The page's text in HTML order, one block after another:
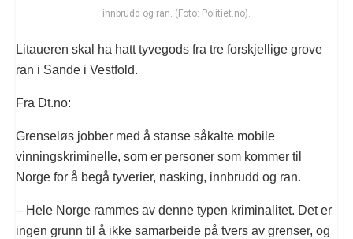
innbrudd og ran. (Foto: Politiet.no).
Litaueren skal ha hatt tyvegods fra tre forskjellige grove
ran i Sande i Vestfold.
Fra Dt.no:
Grenseløs jobber med å stanse såkalte mobile
vinningskriminelle, som er personer som kommer til
Norge for å begå tyverier, nasking, innbrudd og ran.
– Hele Norge rammes av denne typen kriminalitet. Det er
ingen grunn til å ikke samarbeide på tvers av grenser, og